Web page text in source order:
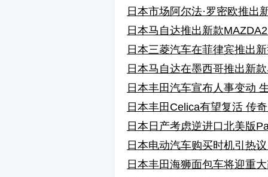
日本市场阿尔法·罗密欧推出
日本马自达推出新款
日本三菱汽车在菲律宾推出
日本马自达在墨西哥推出新
日本丰田汽车宣布人事变动
日本丰田Celica有望复活 传
日本日产考虑逆进口北美版
日本电动汽车购买时机引热
日本丰田海狮面包车将迎重